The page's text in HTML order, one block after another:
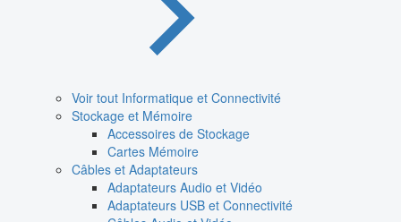
Voir tout Informatique et Connectivité
Stockage et Mémoire
Accessoires de Stockage
Cartes Mémoire
Câbles et Adaptateurs
Adaptateurs Audio et Vidéo
Adaptateurs USB et Connectivité